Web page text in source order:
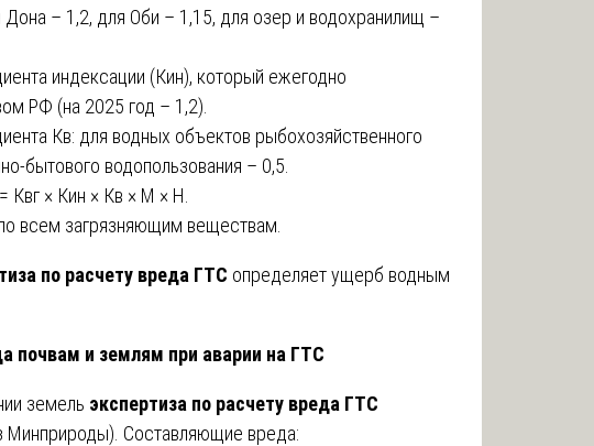
Дона – 1,2, для Оби – 1,15, для озер и водохранилищ –
индексации (Кин), который ежегодно
РФ (на 2025 год – 1,2).
Кв: для водных объектов рыбохозяйственного
бытового водопользования – 0,5.
Квг × Кин × Кв × М × Н.
всем загрязняющим веществам.
по расчету вреда ГТС определяет ущерб водным
почвам и землям при аварии на ГТС
земель экспертиза по расчету вреда ГТС
Составляющие вреда: